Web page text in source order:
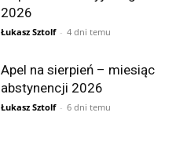
2026
Łukasz Sztolf - 4 dni temu
Apel na sierpień – miesiąc
abstynencji 2026
Łukasz Sztolf - 6 dni temu